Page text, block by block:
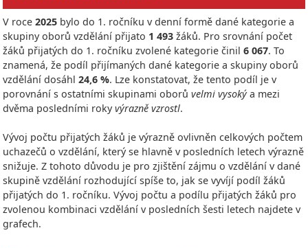
V roce 2025 bylo do 1. ročníku v denní formě dané kategorie a
skupiny oborů vzdělání přijato 1 493 žáků. Pro srovnání počet
žáků přijatých do 1. ročníku zvolené kategorie činil 6 067. To
znamená, že podíl přijímaných dané kategorie a skupiny oborů
vzdělání dosáhl 24,6 %. Lze konstatovat, že tento podíl je v
porovnání s ostatními skupinami oborů velmi vysokýa mezi
dvěma posledními rokyvýrazně vzrostl.
Vývoj počtu přijatých žáků je výrazně ovlivněn celkových počtem
uchazečů o vzdělání, který se hlavně v posledních letech výrazně
snižuje. Z tohoto důvodu je pro zjištění zájmu o vzdělání v dané
skupině vzdělání rozhodující spíše to, jak se vyvíjí podíl žáků
přijatých do 1. ročníku. Vývoj počtu a podílu přijatých žáků pro
zvolenou kombinaci vzdělání v posledních šesti letech najdete v
grafech.